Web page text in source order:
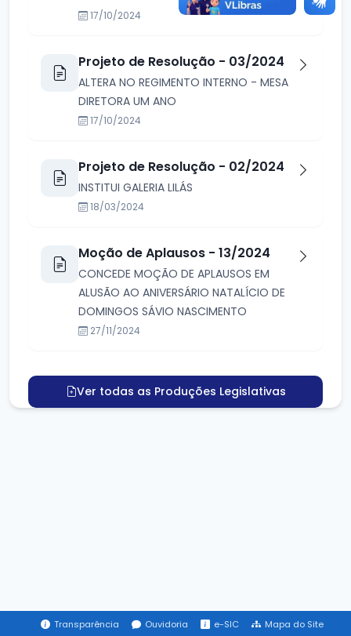
17/10/2024
Projeto de Resolução - 03/2024
ALTERA NO REGIMENTO INTERNO - MESA
DIRETORA UM ANO
17/10/2024
Projeto de Resolução - 02/2024
INSTITUI GALERIA LILÁS
18/03/2024
Moção de Aplausos - 13/2024
CONCEDE MOÇÃO DE APLAUSOS EM
ALUSÃO AO ANIVERSÁRIO NATALÍCIO DE
DOMINGOS SÁVIO NASCIMENTO
27/11/2024
Ver todas as Produções Legislativas
Transparência Ouvidoria e-SIC Mapa do Site